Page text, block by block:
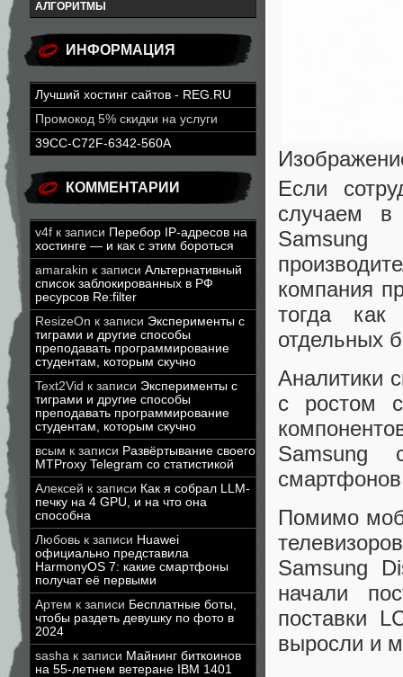
АЛГОРИТМЫ
ИНФОРМАЦИЯ
Лучший хостинг сайтов - REG.RU
Промокод 5% скидки на услуги
39CC-C72F-6342-560A
КОММЕНТАРИИ
v4f к записи Перебор IP-адресов на
хостинге — и как с этим бороться
amarakin к записи Альтернативный
список заблокированных в РФ
ресурсов Re:filter
ResizeOn к записи Эксперименты с
тиграми и другие способы
преподавать программирование
студентам, которым скучно
Text2Vid к записи Эксперименты с
тиграми и другие способы
преподавать программирование
студентам, которым скучно
всым к записи Развёртывание своего
MTProxy Telegram со статистикой
Алексей к записи Как я собрал LLM-
печку на 4 GPU, и на что она
способна
Любовь к записи Huawei
официально представила
HarmonyOS 7: какие смартфоны
получат её первыми
Артем к записи Бесплатные боты,
чтобы раздеть девушку по фото в
2024
sasha к записи Майнинг биткоинов
на 55-летнем ветеране IBM 1401
Если
случаем в
Samsung
компания
тогда как
отдельных
Аналитики
с ростом
Samsung
Помимо
Samsung
начали
поставки
выросли и